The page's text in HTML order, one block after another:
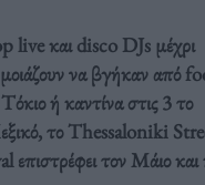
και disco DJs μέχρι
μοιάζουν να βγήκαν από
ή καντίνα στις 3 το
το Thessaloniki
επιστρέφει τον Μάιο και